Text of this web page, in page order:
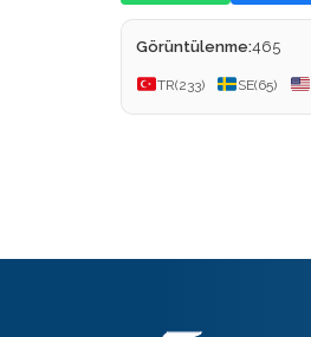
Görüntülenme:465
TR(233) SE(65)